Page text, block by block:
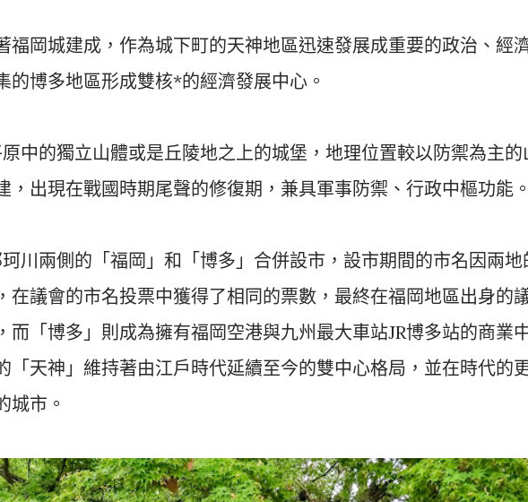
福岡城建成，作為城下町的天神地區迅速發展成重要的政治、經
的博多地區形成雙核*的經濟發展中心。
中的獨立山體或是丘陵地之上的城堡，地理位置較以防禦為主的
，出現在戰國時期尾聲的修復期，兼具軍事防禦、行政中樞功能。
川兩側的「福岡」和「博多」合併設市，設市期間的市名因兩地
在議會的市名投票中獲得了相同的票數，最終在福岡地區出身的
而「博多」則成為擁有福岡空港與九州最大車站JR博多站的商業
「天神」維持著由江戶時代延續至今的雙中心格局，並在時代的
城市。